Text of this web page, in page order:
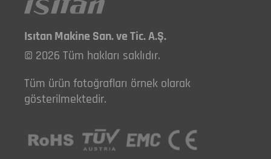
Isıtan Makine San. ve Tic. A.Ş.
© 2026 Tüm hakları saklıdır.
Tüm ürün fotoğrafları örnek olarak
gösterilmektedir.